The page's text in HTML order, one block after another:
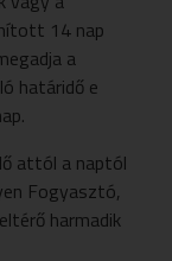
14 nap
a
határidő e
attól a naptól
Fogyasztó,
harmadik